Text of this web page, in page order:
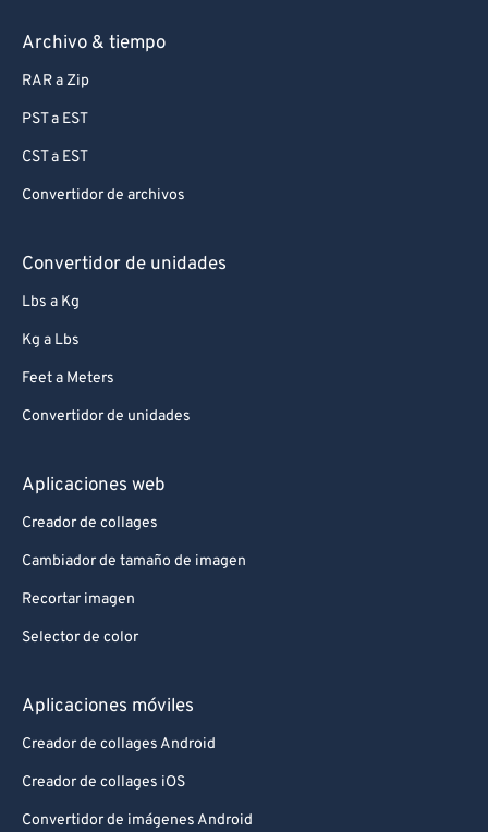
Archivo & tiempo
RAR a Zip
PST a EST
CST a EST
Convertidor de archivos
Convertidor de unidades
Lbs a Kg
Kg a Lbs
Feet a Meters
Convertidor de unidades
Aplicaciones web
Creador de collages
Cambiador de tamaño de imagen
Recortar imagen
Selector de color
Aplicaciones móviles
Creador de collages Android
Creador de collages iOS
Convertidor de imágenes Android